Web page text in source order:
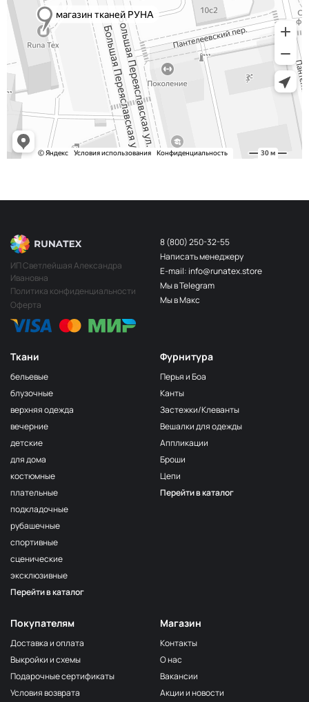
Ткани
бельевые
блузочные
верхняя одежда
вечерние
детские
для дома
костюмные
плательные
подкладочные
рубашечные
спортивные
сценические
эксклюзивные
Перейти в каталог
Фурнитура
Перья и Боа
Канты
Застежки/Клеванты
Вешалки для одежды
Аппликации
Броши
Цепи
Перейти в каталог
Покупателям
Доставка и оплата
Выкройки и схемы
Подарочные сертификаты
Условия возврата
Магазин
Контакты
О нас
Вакансии
Акции и новости
ИП Светлейшая Александра
Ивановна
Политика конфиденциальности
Оферта
8 (800) 250-32-55
Написать менеджеру
E-mail: info@runatex.store
Мы в Telegram
Мы в Макс